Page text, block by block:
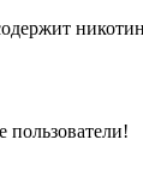
пользователи!